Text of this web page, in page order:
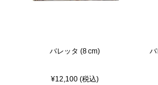
バレッタ (8 cm)
¥12,100 (税込)